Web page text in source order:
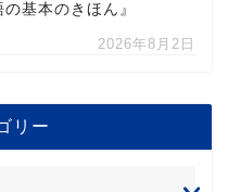
基本のきほん』
2026年8月2日
リー